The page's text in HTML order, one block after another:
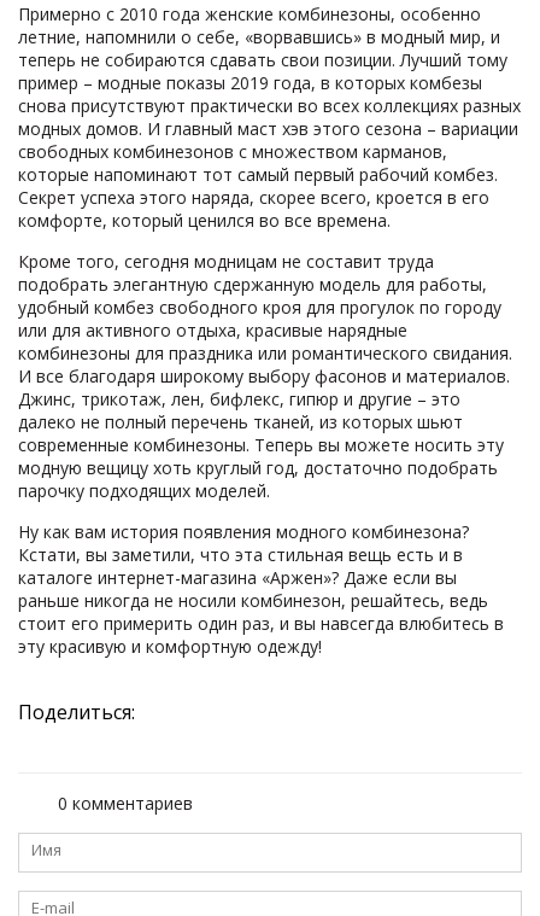
Примерно с 2010 года женские комбинезоны, особенно
летние, напомнили о себе, «ворвавшись» в модный мир, и
теперь не собираются сдавать свои позиции. Лучший тому
пример – модные показы 2019 года, в которых комбезы
снова присутствуют практически во всех коллекциях разных
модных домов. И главный маст хэв этого сезона – вариации
свободных комбинезонов с множеством карманов,
которые напоминают тот самый первый рабочий комбез.
Секрет успеха этого наряда, скорее всего, кроется в его
комфорте, который ценился во все времена.
Кроме того, сегодня модницам не составит труда
подобрать элегантную сдержанную модель для работы,
удобный комбез свободного кроя для прогулок по городу
или для активного отдыха, красивые нарядные
комбинезоны для праздника или романтического свидания.
И все благодаря широкому выбору фасонов и материалов.
Джинс, трикотаж, лен, бифлекс, гипюр и другие – это
далеко не полный перечень тканей, из которых шьют
современные комбинезоны. Теперь вы можете носить эту
модную вещицу хоть круглый год, достаточно подобрать
парочку подходящих моделей.
Ну как вам история появления модного комбинезона?
Кстати, вы заметили, что эта стильная вещь есть и в
каталоге интернет-магазина «Аржен»? Даже если вы
раньше никогда не носили комбинезон, решайтесь, ведь
стоит его примерить один раз, и вы навсегда влюбитесь в
эту красивую и комфортную одежду!
Поделиться:
0 комментариев